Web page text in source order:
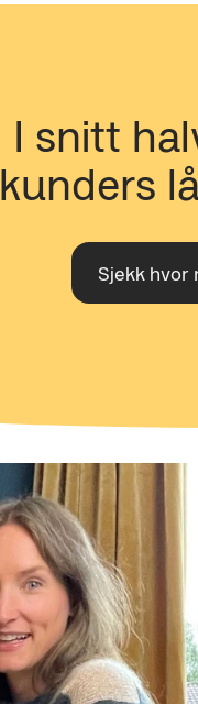
I snitt
kunders
Sjekk hvor